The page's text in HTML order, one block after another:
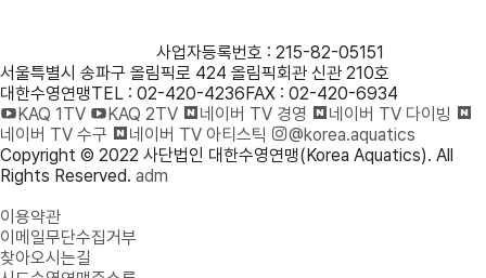
사업자등록번호 : 215-82-05151
서울특별시 송파구 올림픽로 424 올림픽회관 신관 210호
대한수영연맹TEL : 02-420-4236FAX : 02-420-6934
KAQ 1TV
KAQ 2TV 네이버 TV 경영
네이버 TV 다이빙
네이버 TV 수구
네이버 TV 아티스틱
@korea.aquatics
Copyright © 2022 사단법인 대한수영연맹(Korea Aquatics). All
Rights Reserved. adm
이용약관
이메일무단수집거부
찾아오시는길